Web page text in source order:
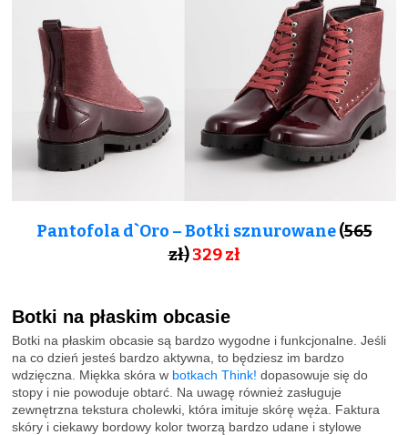
Pantofola d`Oro – Botki sznurowane(565
zł)329 zł
Botki na płaskim obcasie
Botki na płaskim obcasie są bardzo wygodne i funkcjonalne. Jeśli
na co dzień jesteś bardzo aktywna, to będziesz im bardzo
wdzięczna. Miękka skóra w botkach Think! dopasowuje się do
stopy i nie powoduje obtarć. Na uwagę również zasługuje
zewnętrzna tekstura cholewki, która imituje skórę węża. Faktura
skóry i ciekawy bordowy kolor tworzą bardzo udane i stylowe